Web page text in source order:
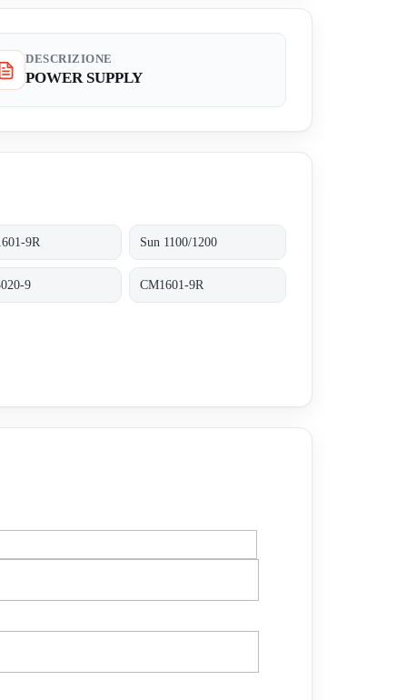
DESCRIZIONE
POWER SUPPLY
9R Sun 1100/1200
9 CM1601-9R